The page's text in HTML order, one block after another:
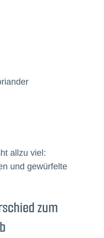
allzu viel:
und gewürfelte
zum